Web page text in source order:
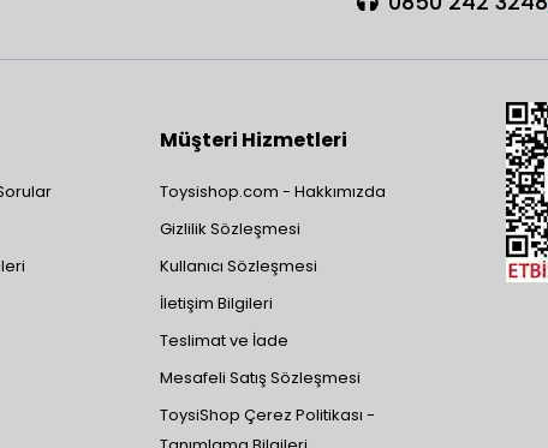
Müşteri Hizmetleri
Toysishop.com - Hakkımızda
Gizlilik Sözleşmesi
Kullanıcı Sözleşmesi
İletişim Bilgileri
Teslimat ve İade
Mesafeli Satış Sözleşmesi
ToysiShop Çerez Politikası -